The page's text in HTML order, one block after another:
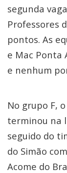
segunda
Professores
pontos. As
e Mac Ponta
e nenhum
No grupo F,
terminou na
seguido do
do Simão
Acome do